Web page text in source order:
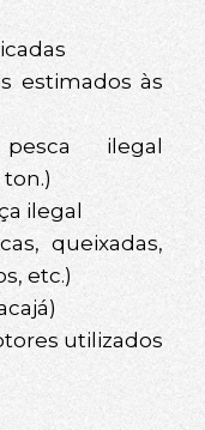
estimados às
ilegal
ilegal
queixadas,
etc.)
utilizados